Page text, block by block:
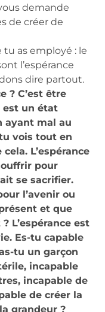
demande
de créer de
as employé : le
l’espérance
dire partout.
? C’est être
est un état
ayant mal au
vois tout en
L’espérance
pour
se sacrifier.
l’avenir ou
et que
L’espérance est
Es-tu capable
tu un garçon
incapable
incapable de
de créer la
grandeur ?